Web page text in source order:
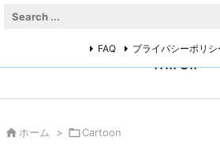
miroir
FAQ プライバシーポリシ
 ホーム > Cartoon